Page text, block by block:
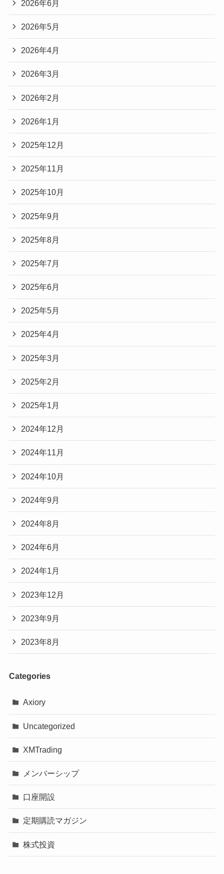
2026年6月
2026年5月
2026年4月
2026年3月
2026年2月
2026年1月
2025年12月
2025年11月
2025年10月
2025年9月
2025年8月
2025年7月
2025年6月
2025年5月
2025年4月
2025年3月
2025年2月
2025年1月
2024年12月
2024年11月
2024年10月
2024年9月
2024年8月
2024年6月
2024年1月
2023年12月
2023年9月
2023年8月
Categories
Axiory
Uncategorized
XMTrading
メンバーシップ
口座開設
定期購読マガジン
株式投資